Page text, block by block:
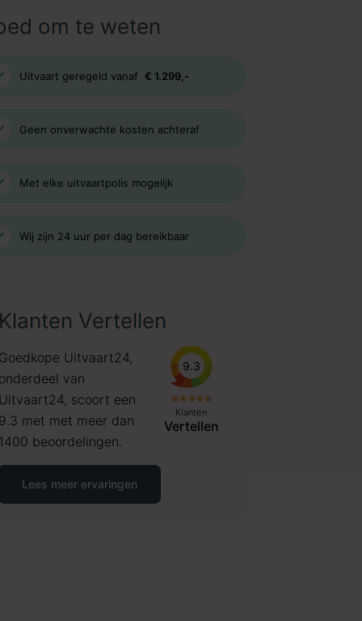
om te weten
Uitvaart geregeld vanaf € 1.299,-
Geen onverwachte kosten achteraf
Met elke uitvaartpolis mogelijk
Wij zijn 24 uur per dag bereikbaar
Vertellen
Uitvaart24,
van
scoort een
met met meer dan
beoordelingen.
9.3
Klanten
Vertellen
Lees meer ervaringen